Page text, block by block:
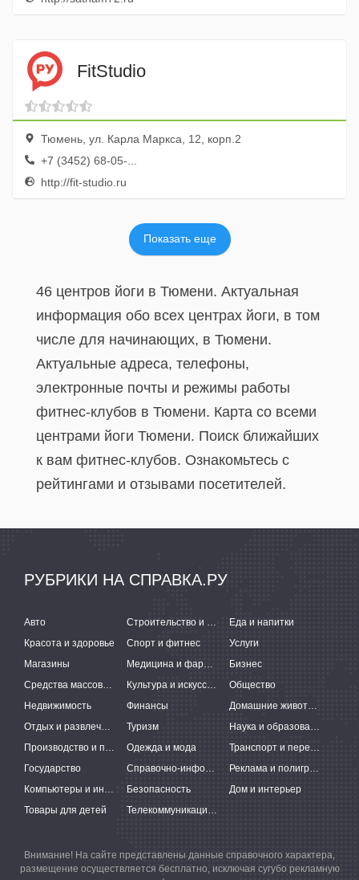
FitStudio
Тюмень, ул. Карла Маркса, 12, корп.2
+7 (3452) 68-05-...
http://fit-studio.ru
Показать еще
46 центров йоги в Тюмени. Актуальная
информация обо всех центрах йоги, в том
числе для начинающих, в Тюмени.
Актуальные адреса, телефоны,
электронные почты и режимы работы
фитнес-клубов в Тюмени. Карта со всеми
центрами йоги Тюмени. Поиск ближайших
к вам фитнес-клубов. Ознакомьтесь с
рейтингами и отзывами посетителей.
РУБРИКИ НА СПРАВКА.РУ
Авто Строительство и ремонт
Еда и напитки
Красота и здоровье
Спорт и фитнес
Услуги
Магазины
Медицина и фармацевтика
Бизнес
Средства массовой информации
Культура и искусство
Общество
Недвижимость
Финансы
Домашние животные
Отдых и развлечения
Туризм
Наука и образование
Производство и поставки
Одежда и мода
Транспорт и перевозки
Государство
Справочно-информационные системы
Реклама и полиграфия
Компьютеры и интернет
Безопасность
Дом и интерьер
Товары для детей
Телекоммуникации и связь
Внимание! На сайте представлены данные справочного характера,
размещение осуществляется бесплатно, исключая сугубо рекламную